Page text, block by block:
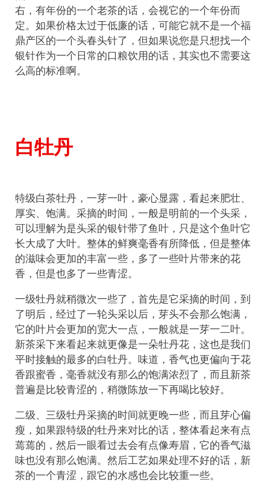
右，有年份的一个老茶的话，会视它的一个年份而
定。如果价格太过于低廉的话，可能它就不是一个福
鼎产区的一个头春头针了，但如果说您是只想找一个
银针作为一个日常的口粮饮用的话，其实也不需要这
么高的标准啊。
白牡丹
特级白茶牡丹，一芽一叶，豪心显露，看起来肥壮、
厚实、饱满。采摘的时间，一般是明前的一个头采，
可以理解为是头采的银针带了鱼叶，只是这个鱼叶它
长大成了大叶。整体的鲜爽毫香有所降低，但是整体
的滋味会更加的丰富一些，多了一些叶片带来的花
香，但是也多了一些青涩。
一级牡丹就稍微次一些了，首先是它采摘的时间，到
了明后，经过了一轮头采以后，芽头不会那么饱满，
它的叶片会更加的宽大一点，一般就是一芽一二叶。
新茶采下来看起来就更像是一朵牡丹花，这也是我们
平时接触的最多的白牡丹。味道，香气也更偏向于花
香跟蜜香，毫香就没有那么的饱满浓烈了，而且新茶
普遍是比较青涩的，稍微陈放一下再喝比较好。
二级、三级牡丹采摘的时间就更晚一些，而且芽心偏
瘦，如果跟特级的牡丹来对比的话，整体看起来有点
蔫蔫的，然后一眼看过去会有点像寿眉，它的香气滋
味也没有那么饱满。然后工艺如果处理不好的话，新
茶的一个青涩，跟它的水感也会比较重一些。